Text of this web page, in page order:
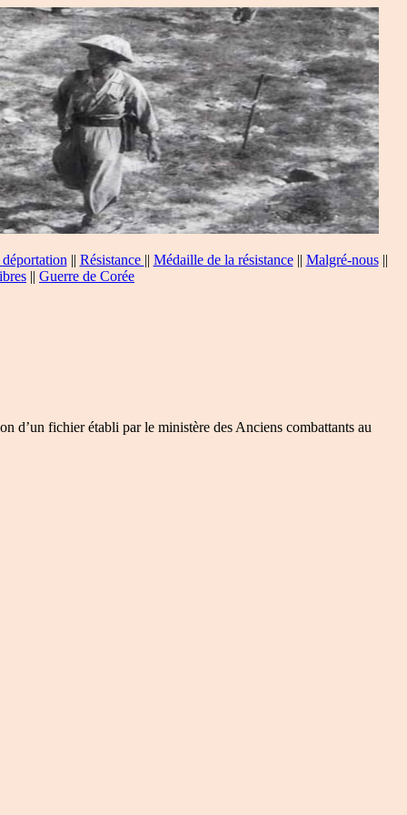
|| Résistance || Médaille de la résistance|| Malgré-nous||
|| Guerre de Corée
d’un fichier établi par le ministère des Anciens combattants au